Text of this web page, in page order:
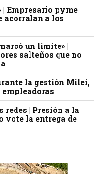
| Empresario pyme
acorralan a los
un límite» |
salteños que no
la gestión Milei,
empleadoras
redes | Presión a la
vote la entrega de